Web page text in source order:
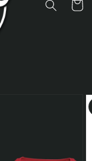
Panier